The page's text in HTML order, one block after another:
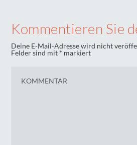
Kommentieren Sie
Deine E-Mail-Adresse wird nicht
Felder sind mit * markiert